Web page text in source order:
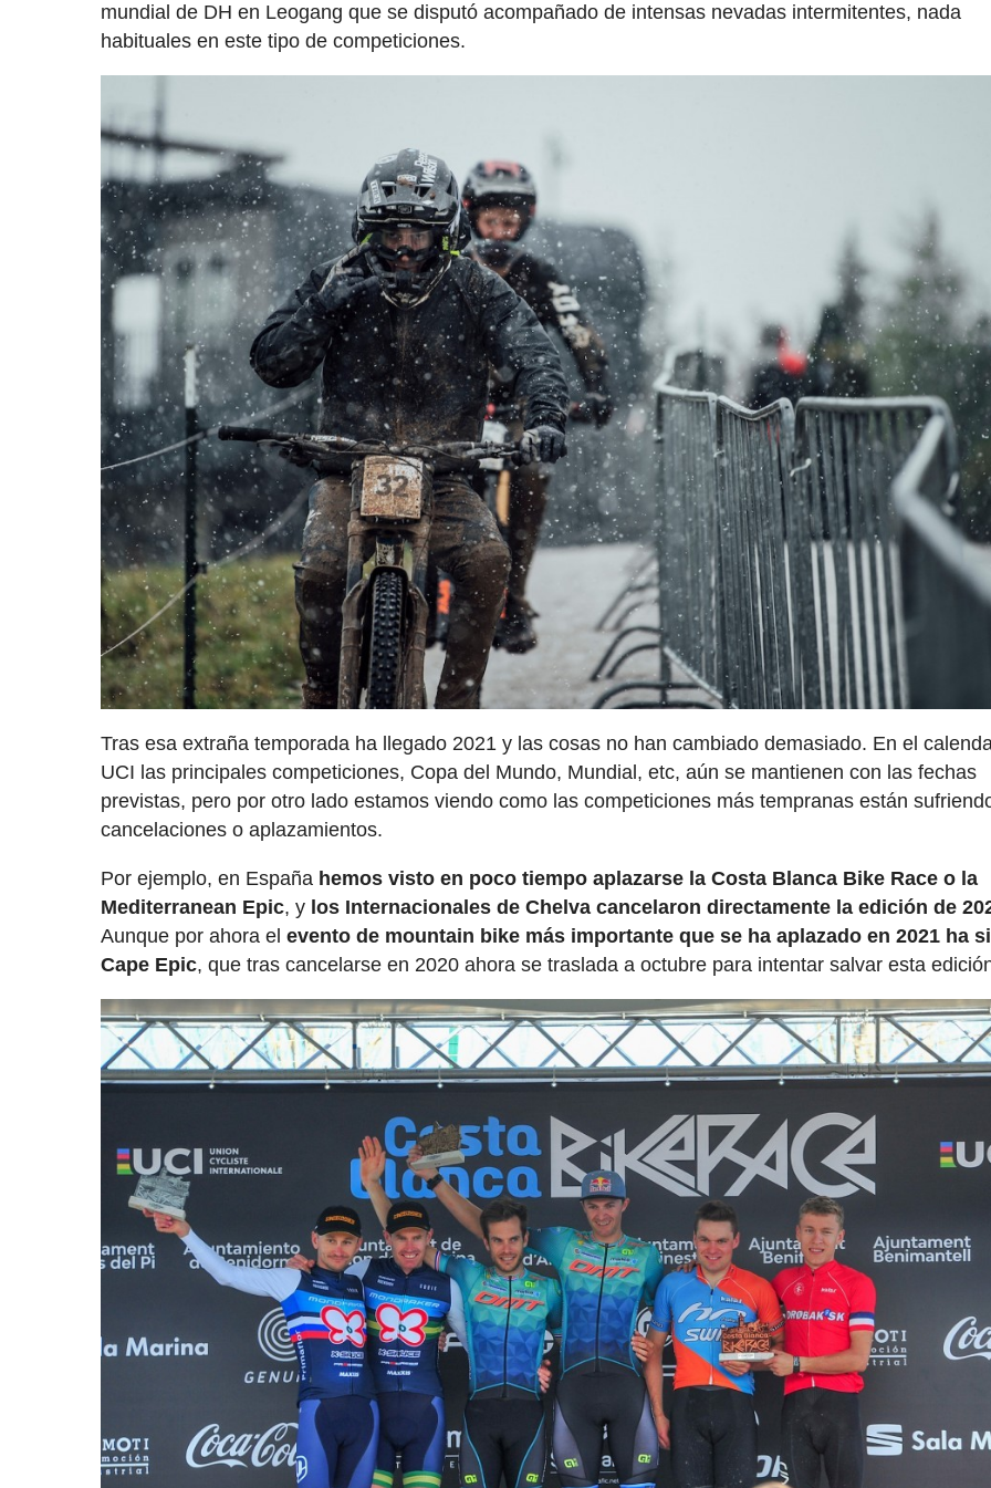
mundial de DH en Leogang que se disputó acompañado de intensas nevadas intermitentes, nada
habituales en este tipo de competiciones.
Tras esa extraña temporada ha llegado 2021 y las cosas no han cambiado demasiado. En el
UCI las principales competiciones, Copa del Mundo, Mundial, etc, aún se mantienen con las fechas
previstas, pero por otro lado estamos viendo como las competiciones más tempranas están
cancelaciones o aplazamientos.
Por ejemplo, en España hemos visto en poco tiempo aplazarse la Costa Blanca Bike Race o la
Mediterranean Epic, y los Internacionales de Chelva cancelaron directamente la edición de
Aunque por ahora elevento de mountain bike más importante que se ha aplazado en 2021 ha
Cape Epic, que tras cancelarse en 2020 ahora se traslada a octubre para intentar salvar esta